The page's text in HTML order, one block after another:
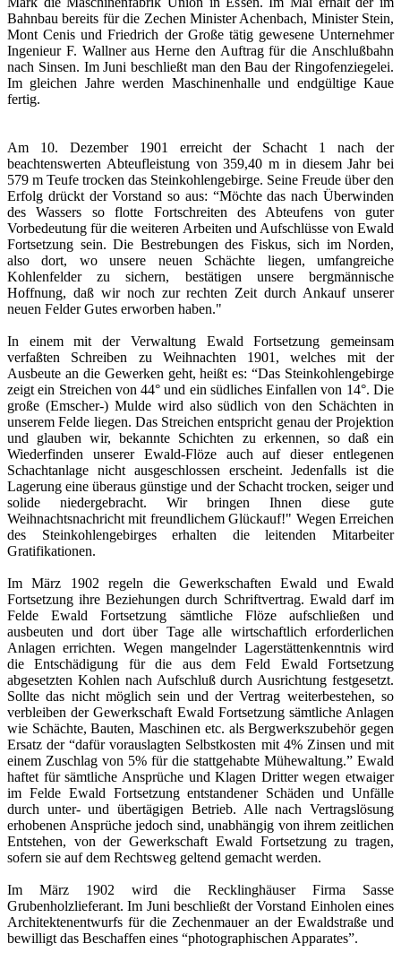
Bahnbau bereits für die Zechen Minister Achenbach, Minister Stein,
Mont Cenis und Friedrich der Große tätig gewesene Unternehmer
Ingenieur F. Wallner aus Herne den Auftrag für die Anschlußbahn
nach Sinsen. Im Juni beschließt man den Bau der Ringofenziegelei.
Im gleichen Jahre werden Maschinenhalle und endgültige Kaue
fertig.
Am 10. Dezember 1901 erreicht der Schacht 1 nach der
beachtenswerten Abteufleistung von 359,40 m in diesem Jahr bei
579 m Teufe trocken das Steinkohlengebirge. Seine Freude über den
Erfolg drückt der Vorstand so aus: “Möchte das nach Überwinden
des Wassers so flotte Fortschreiten des Abteufens von guter
Vorbedeutung für die weiteren Arbeiten und Aufschlüsse von Ewald
Fortsetzung sein. Die Bestrebungen des Fiskus, sich im Norden,
also dort, wo unsere neuen Schächte liegen, umfangreiche
Kohlenfelder zu sichern, bestätigen unsere bergmännische
Hoffnung, daß wir noch zur rechten Zeit durch Ankauf unserer
neuen Felder Gutes erworben haben."
In einem mit der Verwaltung Ewald Fortsetzung gemeinsam
verfaßten Schreiben zu Weihnachten 1901, welches mit der
Ausbeute an die Gewerken geht, heißt es: “Das Steinkohlengebirge
zeigt ein Streichen von 44° und ein südliches Einfallen von 14°. Die
große (Emscher-) Mulde wird also südlich von den Schächten in
unserem Felde liegen. Das Streichen entspricht genau der Projektion
und glauben wir, bekannte Schichten zu erkennen, so daß ein
Wiederfinden unserer Ewald-Flöze auch auf dieser entlegenen
Schachtanlage nicht ausgeschlossen erscheint. Jedenfalls ist die
Lagerung eine überaus günstige und der Schacht trocken, seiger und
solide niedergebracht. Wir bringen Ihnen diese gute
Weihnachtsnachricht mit freundlichem Glückauf!" Wegen Erreichen
des Steinkohlengebirges erhalten die leitenden Mitarbeiter
Gratifikationen.
Im März 1902 regeln die Gewerkschaften Ewald und Ewald
Fortsetzung ihre Beziehungen durch Schriftvertrag. Ewald darf im
Felde Ewald Fortsetzung sämtliche Flöze aufschließen und
ausbeuten und dort über Tage alle wirtschaftlich erforderlichen
Anlagen errichten. Wegen mangelnder Lagerstättenkenntnis wird
die Entschädigung für die aus dem Feld Ewald Fortsetzung
abgesetzten Kohlen nach Aufschluß durch Ausrichtung festgesetzt.
Sollte das nicht möglich sein und der Vertrag weiterbestehen, so
verbleiben der Gewerkschaft Ewald Fortsetzung sämtliche Anlagen
wie Schächte, Bauten, Maschinen etc. als Bergwerkszubehör gegen
Ersatz der “dafür vorauslagten Selbstkosten mit 4% Zinsen und mit
einem Zuschlag von 5% für die stattgehabte Mühewaltung.” Ewald
haftet für sämtliche Ansprüche und Klagen Dritter wegen etwaiger
im Felde Ewald Fortsetzung entstandener Schäden und Unfälle
durch unter- und übertägigen Betrieb. Alle nach Vertragslösung
erhobenen Ansprüche jedoch sind, unabhängig von ihrem zeitlichen
Entstehen, von der Gewerkschaft Ewald Fortsetzung zu tragen,
sofern sie auf dem Rechtsweg geltend gemacht werden.
Im März 1902 wird die Recklinghäuser Firma Sasse
Grubenholzlieferant. Im Juni beschließt der Vorstand Einholen eines
Architektenentwurfs für die Zechenmauer an der Ewaldstraße und
bewilligt das Beschaffen eines “photographischen Apparates”.